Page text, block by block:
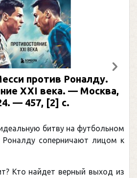
против Роналду.
XXI века. — Москва,
— 457, [2] с.
битву на футбольном
Роналду соперничают лицом к
Кто найдет верный выход из